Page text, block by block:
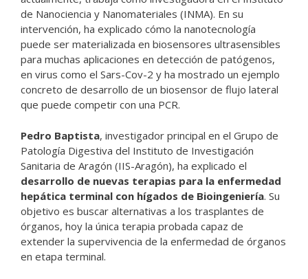
de Nanociencia y Nanomateriales (INMA). En su
intervención, ha explicado cómo la nanotecnología
puede ser materializada en biosensores ultrasensibles
para muchas aplicaciones en detección de patógenos,
en virus como el Sars-Cov-2 y ha mostrado un ejemplo
concreto de desarrollo de un biosensor de flujo lateral
que puede competir con una PCR.
Pedro Baptista, investigador principal en el Grupo de
Patología Digestiva del Instituto de Investigación
Sanitaria de Aragón (IIS-Aragón), ha explicado el
desarrollo de nuevas terapias para la enfermedad
hepática terminal con hígados de Bioingeniería. Su
objetivo es buscar alternativas a los trasplantes de
órganos, hoy la única terapia probada capaz de
extender la supervivencia de la enfermedad de órganos
en etapa terminal.